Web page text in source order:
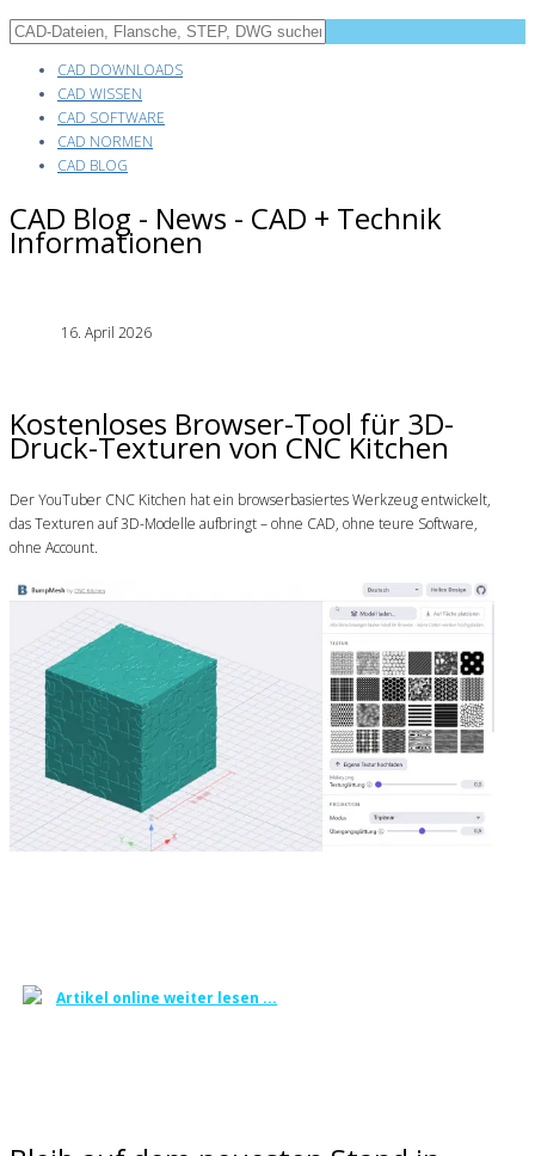
CAD DOWNLOADS
CAD WISSEN
CAD SOFTWARE
CAD NORMEN
CAD BLOG
CAD Blog - News - CAD + Technik
Informationen
16. April 2026
Kostenloses Browser-Tool für 3D-
Druck-Texturen von CNC Kitchen
Der YouTuber CNC Kitchen hat ein browserbasiertes Werkzeug entwickelt,
das Texturen auf 3D-Modelle aufbringt – ohne CAD, ohne teure Software,
ohne Account.
Artikel online weiter lesen ...